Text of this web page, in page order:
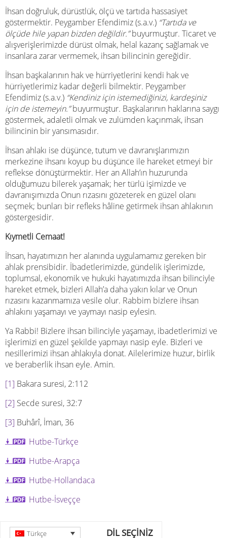
İhsan doğruluk, dürüstlük, ölçü ve tartıda hassasiyet
göstermektir. Peygamber Efendimiz (s.a.v.) “Tartıda ve
ölçüde hile yapan bizden değildir.”buyurmuştur. Ticaret ve
alışverişlerimizde dürüst olmak, helal kazanç sağlamak ve
insanlara zarar vermemek, ihsan bilincinin gereğidir.
İhsan başkalarının hak ve hürriyetlerini kendi hak ve
hürriyetlerimiz kadar değerli bilmektir. Peygamber
Efendimiz (s.a.v.) “Kendiniz için istemediğinizi, kardeşiniz
için de istemeyin.”buyurmuştur. Başkalarının haklarına saygı
göstermek, adaletli olmak ve zulümden kaçınmak, ihsan
bilincinin bir yansımasıdır.
İhsan ahlakı ise düşünce, tutum ve davranışlarımızın
merkezine ihsanı koyup bu düşünce ile hareket etmeyi bir
reflekse dönüştürmektir. Her an Allah’ın huzurunda
olduğumuzu bilerek yaşamak; her türlü işimizde ve
davranışımızda Onun rızasını gözeterek en güzel olanı
seçmek; bunları bir refleks hâline getirmek ihsan ahlakının
göstergesidir.
Kıymetli Cemaat!
İhsan, hayatımızın her alanında uygulamamız gereken bir
ahlak prensibidir. İbadetlerimizde, gündelik işlerimizde,
toplumsal, ekonomik ve hukuki hayatımızda ihsan bilinciyle
hareket etmek, bizleri Allah’a daha yakın kılar ve Onun
rızasını kazanmamıza vesile olur. Rabbim bizlere ihsan
ahlakını yaşamayı ve yaymayı nasip eylesin.
Ya Rabbi! Bizlere ihsan bilinciyle yaşamayı, ibadetlerimizi ve
işlerimizi en güzel şekilde yapmayı nasip eyle. Bizleri ve
nesillerimizi ihsan ahlakıyla donat. Ailelerimize huzur, birlik
ve beraberlik ihsan eyle. Amin.
[1] Bakara suresi, 2:112
[2] Secde suresi, 32:7
[3] Buhârî, İman, 36
Hutbe-Türkçe
Hutbe-Arapça
Hutbe-Hollandaca
Hutbe-İsveççe
DİL SEÇİNİZ
Türkçe